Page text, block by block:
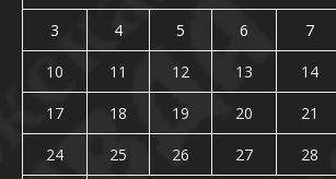
3
4 5 6 7
10
11 12 13 14
17
18 19 20 21
24
25 26 27 28